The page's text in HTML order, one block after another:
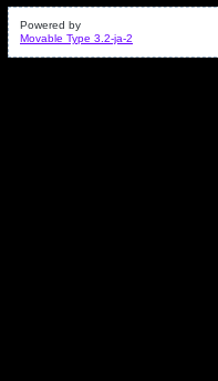
Powered by
Movable Type 3.2-ja-2